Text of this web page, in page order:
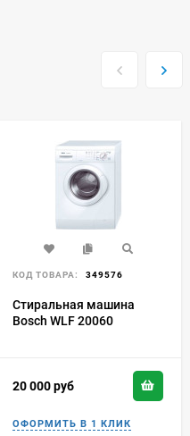
КОД ТОВАРА: 349576
Стиральная машина
Bosch WLF 20060
20 000руб